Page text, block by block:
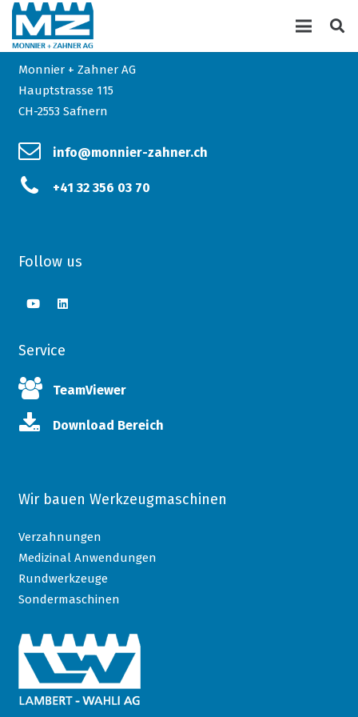
Kontakt
Monnier + Zahner AG
Hauptstrasse 115
CH-2553 Safnern
info@monnier-zahner.ch
+41 32 356 03 70
Follow us
Service
TeamViewer
Download Bereich
Wir bauen Werkzeugmaschinen
Verzahnungen
Medizinal Anwendungen
Rundwerkzeuge
Sondermaschinen